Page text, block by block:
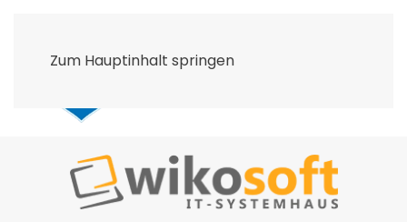
Zum Hauptinhalt springen